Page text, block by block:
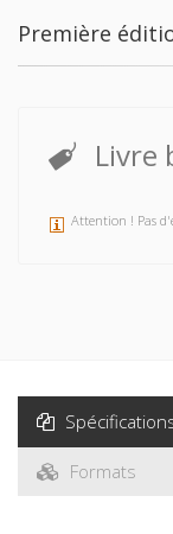
Première
Livre
Attention ! Pas
Formats